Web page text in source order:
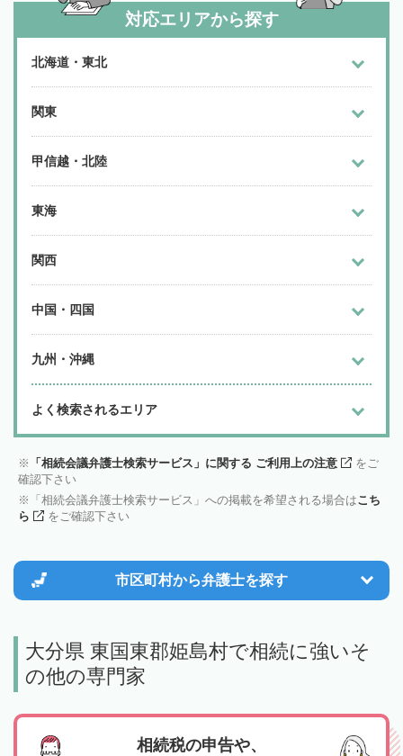
対応エリアから探す
北海道・東北
関東
甲信越・北陸
東海
関西
中国・四国
九州・沖縄
よく検索されるエリア
「相続会議弁護士検索サービス」に関する ご利用上の注意
をご
確認下さい
「相続会議弁護士検索サービス」への掲載を希望される場合はこち
ら
をご確認下さい
市区町村から弁護士を探す
大分県 東国東郡姫島村で相続に強いそ
の他の専門家
相続税の申告や、